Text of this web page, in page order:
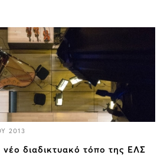
2013
διαδικτυακό τόπο της ΕΛΣ